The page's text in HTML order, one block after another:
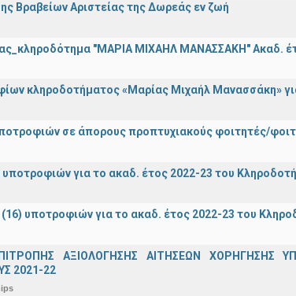
Βραβείων Αριστείας της Δωρεάς εν ζωή
"ΜΑΡΙΑ ΜΙΧΑΗΛ ΜΑΝΑΣΣΑΚΗ" Ακαδ.
κληροδοτήματος «Μαρίας Μιχαήλ Μανασσάκη»
σε άπορους προπτυχιακούς φοιτητές/
για το ακαδ. έτος 2022-23 του
(16) υποτροφιών για το ακαδ. έτος 2022-23 του
ΑΞΙΟΛΟΓΗΣΗΣ ΑΙΤΗΣΕΩΝ
2021-22